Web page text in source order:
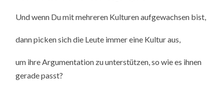
Und wenn Du mit mehreren Kulturen aufgewachsen bist,
dann picken sich die Leute immer eine Kultur aus,
um ihre Argumentation zu unterstützen, so wie es ihnen
gerade passt?